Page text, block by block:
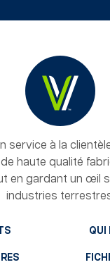
service à la
haute qualité
en gardant un œil
industries
QUI